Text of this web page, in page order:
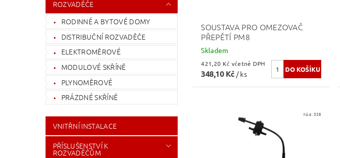
ROZVADĚČE
RODINNÉ A BYTOVÉ DOMY
DISTRIBUČNÍ ROZVADĚČE
ELEKTROMĚROVÉ
MODULOVÉ SKŘÍNĚ
PLYNOMĚROVÉ
PRÁZDNÉ SKŘÍNĚ
VNITŘNÍ INSTALACE
PŘÍSLUŠENSTVÍ K
ROZVADĚČŮM
SOUSTAVA PRO OMEZOVAČ
PŘEPĚTÍ PM8
Skladem
421,20 Kč včetně DPH
348,10 Kč / ks
Kód: 538